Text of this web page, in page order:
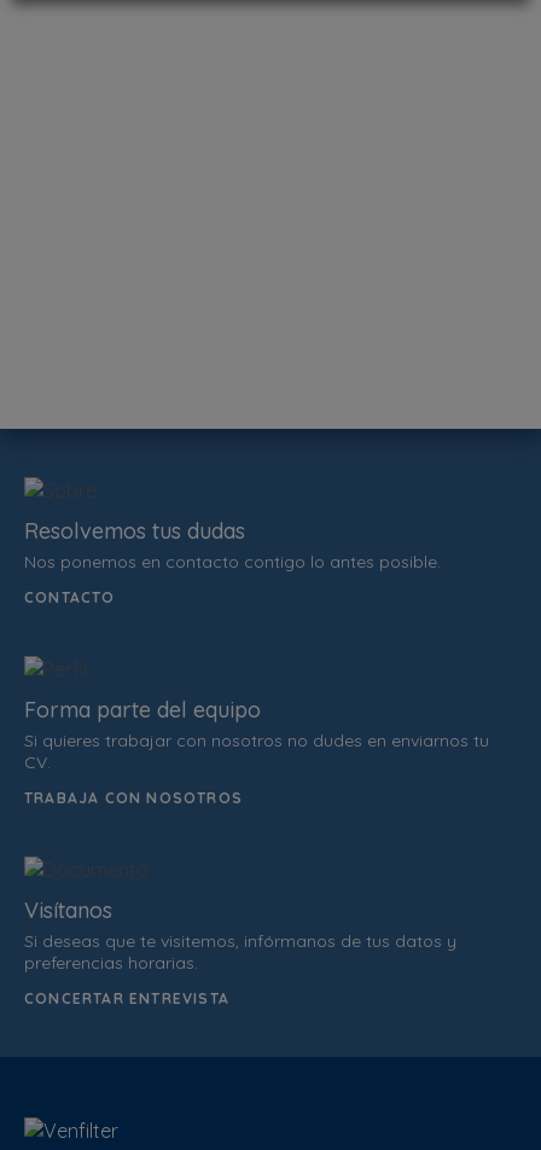
Resolvemos tus dudas
Nos ponemos en contacto contigo lo antes posible.
CONTACTO
Forma parte del equipo
Si quieres trabajar con nosotros no dudes en enviarnos tu
CV.
TRABAJA CON NOSOTROS
Visítanos
Si deseas que te visitemos, infórmanos de tus datos y
preferencias horarias.
CONCERTAR ENTREVISTA